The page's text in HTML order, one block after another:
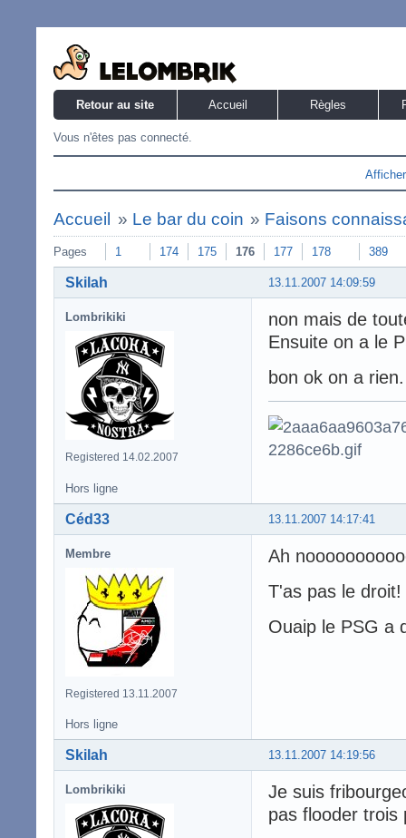
Retour au site Accueil Règles
Vous n'êtes pas connecté.
Accueil » Le bar du coin » Faisons
Pages 1 174 175 176 177 178 389
13.11.2007 14:09:59
Skilah
Lombrikiki
Registered 14.02.2007
non mais de
Ensuite on a le
bon ok on a
Hors ligne
13.11.2007 14:17:41
Céd33
Membre
Registered 13.11.2007
Ah
T'as pas le
Ouaip le PSG a
Hors ligne
13.11.2007 14:19:56
Skilah
Lombrikiki
Je suis
pas flooder trois